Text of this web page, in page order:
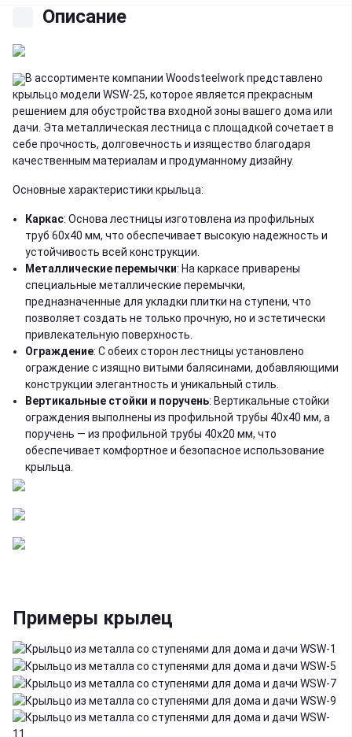
Описание
В ассортименте компании Woodsteelwork представлено
крыльцо модели WSW-25, которое является прекрасным
решением для обустройства входной зоны вашего дома или
дачи. Эта металлическая лестница с площадкой сочетает в
себе прочность, долговечность и изящество благодаря
качественным материалам и продуманному дизайну.
Основные характеристики крыльца:
Каркас: Основа лестницы изготовлена из профильных
труб 60х40 мм, что обеспечивает высокую надежность и
устойчивость всей конструкции.
Металлические перемычки: На каркасе приварены
специальные металлические перемычки,
предназначенные для укладки плитки на ступени, что
позволяет создать не только прочную, но и эстетически
привлекательную поверхность.
Ограждение: С обеих сторон лестницы установлено
ограждение с изящно витыми балясинами, добавляющими
конструкции элегантность и уникальный стиль.
Вертикальные стойки и поручень: Вертикальные стойки
ограждения выполнены из профильной трубы 40х40 мм, а
поручень — из профильной трубы 40х20 мм, что
обеспечивает комфортное и безопасное использование
крыльца.
Примеры крылец